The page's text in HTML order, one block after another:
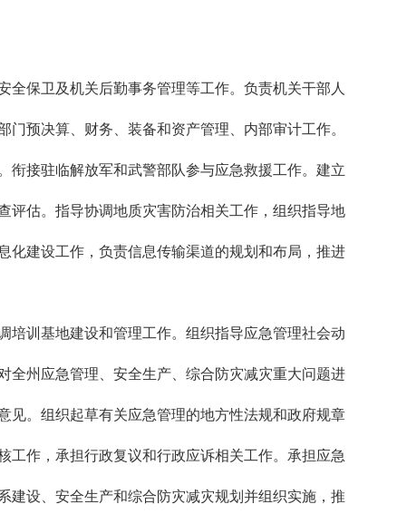
保卫及机关后勤事务管理等工作。负责机关干部人
预决算、财务、装备和资产管理、内部审计工作。
接驻临解放军和武警部队参与应急救援工作。建立
评估。指导协调地质灾害防治相关工作，组织指导地
化建设工作，负责信息传输渠道的规划和布局，推进
训基地建设和管理工作。组织指导应急管理社会动
全州应急管理、安全生产、综合防灾减灾重大问题进
见。组织起草有关应急管理的地方性法规和政府规章
工作，承担行政复议和行政应诉相关工作。承担应急
建设、安全生产和综合防灾减灾规划并组织实施，推